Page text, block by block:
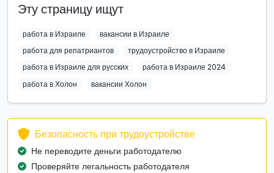
Эту страницу ищут
работа в Израиле
вакансии в Израиле
работа для репатриантов
трудоустройство в Израиле
работа в Израиле для русских
работа в Израиле 2024
работа в Холон
вакансии Холон
Безопасность при трудоустройстве
Не переводите деньги работодателю
Проверяйте легальность работодателя